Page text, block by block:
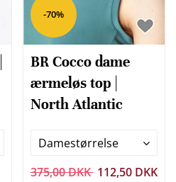
-70%
BR Cocco dame
ærmeløs top |
North Atlantic
Damestørrelse
375,00 DKK 112,50 DKK